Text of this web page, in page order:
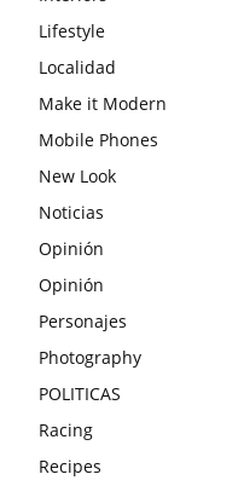
Lifestyle
Localidad
Make it Modern
Mobile Phones
New Look
Noticias
Opinión
Opinión
Personajes
Photography
POLITICAS
Racing
Recipes